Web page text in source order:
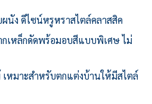
นัง ดีไซน์หรูหราสไตล์คลาสสิค
เหล็กดัดพร้อมอบสีแบบพิเศษ ไม่
เหมาะสำหรับตกแต่งบ้านให้มีสไตล์